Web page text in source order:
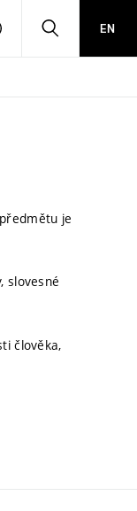
PŘIHLÁSIT HLEDATEN
je
slovesné
člověka,